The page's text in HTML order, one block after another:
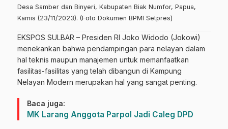
Desa Samber dan Binyeri, Kabupaten Biak Numfor, Papua,
Kamis (23/11/2023). (Foto Dokumen BPMI Setpres)
EKSPOS SULBAR – Presiden RI Joko Widodo (Jokowi)
menekankan bahwa pendampingan para nelayan dalam
hal teknis maupun manajemen untuk memanfaatkan
fasilitas-fasilitas yang telah dibangun di Kampung
Nelayan Modern merupakan hal yang sangat penting.
Baca juga:
MK Larang Anggota Parpol Jadi Caleg DPD